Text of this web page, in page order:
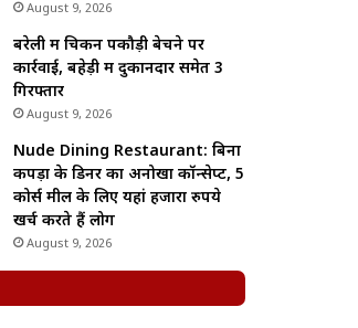
August 9, 2026
बरेली में चिकन पकौड़ी बेचने पर
कार्रवाई, बहेड़ी में दुकानदार समेत 3
गिरफ्तार
August 9, 2026
Nude Dining Restaurant: बिना
कपड़ों के डिनर का अनोखा कॉन्सेप्ट, 5
कोर्स मील के लिए यहां हजारों रुपये
खर्च करते हैं लोग
August 9, 2026